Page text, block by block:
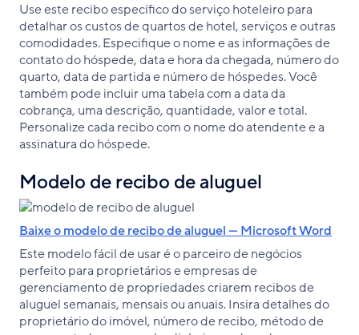
Use este recibo específico do serviço hoteleiro para
detalhar os custos de quartos de hotel, serviços e outras
comodidades. Especifique o nome e as informações de
contato do hóspede, data e hora da chegada, número do
quarto, data de partida e número de hóspedes. Você
também pode incluir uma tabela com a data da
cobrança, uma descrição, quantidade, valor e total.
Personalize cada recibo com o nome do atendente e a
assinatura do hóspede.
Modelo de recibo de aluguel
Baixe o modelo de recibo de aluguel — Microsoft Word
Este modelo fácil de usar é o parceiro de negócios
perfeito para proprietários e empresas de
gerenciamento de propriedades criarem recibos de
aluguel semanais, mensais ou anuais. Insira detalhes do
proprietário do imóvel, número de recibo, método de